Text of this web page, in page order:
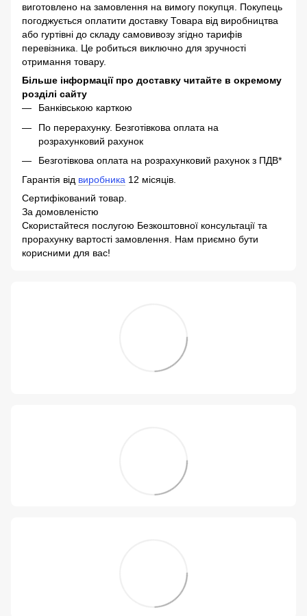
виготовлено на замовлення на вимогу покупця. Покупець
погоджується оплатити доставку Товара від виробництва
або гуртівні до складу самовивозу згідно тарифів
перевізника. Це робиться виключно для зручності
отримання товару.
Більше інформації про доставку читайте в окремому
розділі сайту
Банківською карткою
По перерахунку. Безготівкова оплата на
розрахунковий рахунок
Безготівкова оплата на розрахунковий рахунок з ПДВ*
Гарантія від виробника 12 місяців.
Сертифікований товар.
За домовленістю
Скористайтеся послугою Безкоштовної консультації та
прорахунку вартості замовлення. Нам приємно бути
корисними для вас!